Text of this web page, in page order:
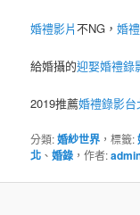
婚禮影片不NG，婚
給婚攝的迎娶婚禮錄
2019推薦婚禮錄影台
分類:婚紗世界 ，標籤:
北 、婚錄 ，作者: